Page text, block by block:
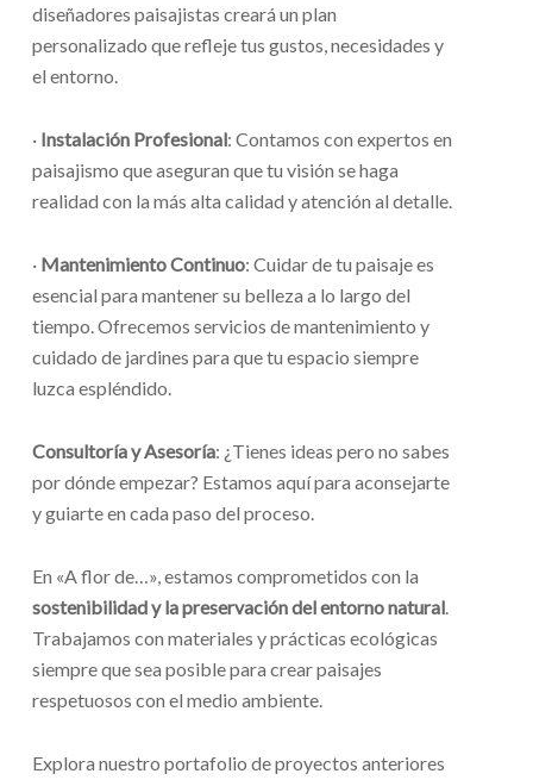
diseñadores paisajistas creará un plan
personalizado que refleje tus gustos, necesidades y
el entorno.
· Instalación Profesional: Contamos con expertos en
paisajismo que aseguran que tu visión se haga
realidad con la más alta calidad y atención al detalle.
· Mantenimiento Continuo: Cuidar de tu paisaje es
esencial para mantener su belleza a lo largo del
tiempo. Ofrecemos servicios de mantenimiento y
cuidado de jardines para que tu espacio siempre
luzca espléndido.
Consultoría y Asesoría: ¿Tienes ideas pero no sabes
por dónde empezar? Estamos aquí para aconsejarte
y guiarte en cada paso del proceso.
En «A flor de…», estamos comprometidos con la
sostenibilidad y la preservación del entorno natural
Trabajamos con materiales y prácticas ecológicas
siempre que sea posible para crear paisajes
respetuosos con el medio ambiente.
Explora nuestro portafolio de proyectos anteriores